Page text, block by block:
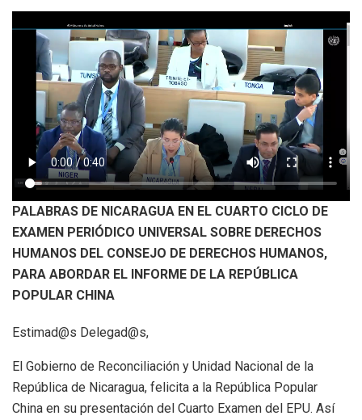
PALABRAS DE NICARAGUA EN EL CUARTO CICLO DE
EXAMEN PERIÓDICO UNIVERSAL SOBRE DERECHOS
HUMANOS DEL CONSEJO DE DERECHOS HUMANOS,
PARA ABORDAR EL INFORME DE LA REPÚBLICA
POPULAR CHINA
Estimad@s Delegad@s,
El Gobierno de Reconciliación y Unidad Nacional de la
República de Nicaragua, felicita a la República Popular
China en su presentación del Cuarto Examen del EPU. Así